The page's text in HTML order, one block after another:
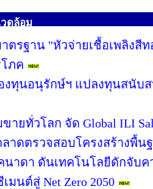
ดล้อม
ตรฐาน "หัวจ่ายเชื้อเพลิงสี
ภค
งทุนอนุรักษ์ฯ แปลงทุนสนับ
ายทั่วโลก จัด Global ILI
าดตรวจสอบโครงสร้างพื้น
นาดา ดันเทคโนโลยีดักจับค
นต์สู่ Net Zero 2050